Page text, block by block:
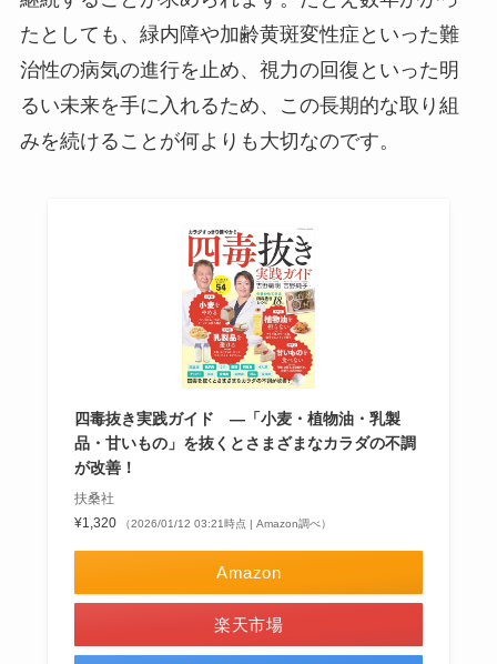
たとしても、緑内障や加齢黄斑変性症といった難
治性の病気の進行を止め、視力の回復といった明
るい未来を手に入れるため、この長期的な取り組
みを続けることが何よりも大切なのです。
四毒抜き実践ガイド ―「小麦・植物油・乳製
品・甘いもの」を抜くとさまざまなカラダの不調
が改善！
扶桑社
¥1,320
（2026/01/12 03:21時点 | Amazon調べ）
Amazon
楽天市場